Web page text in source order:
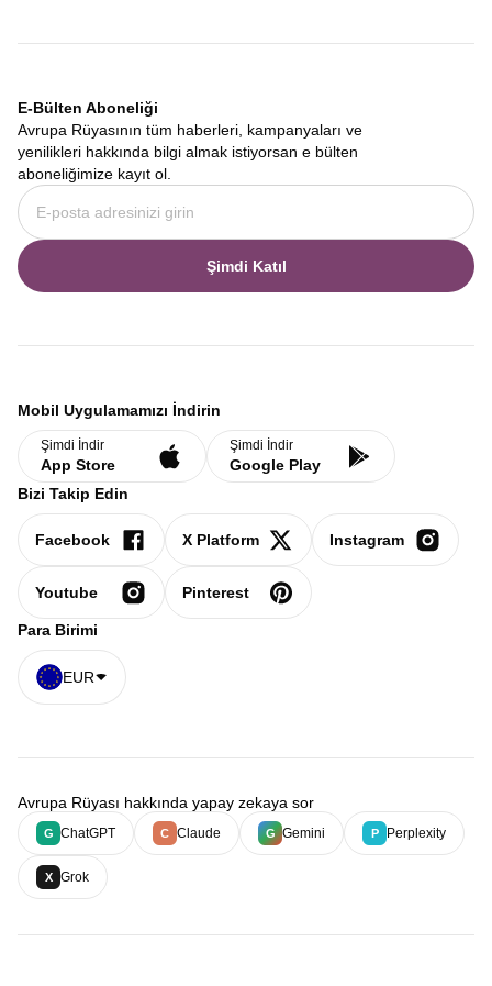
E-Bülten Aboneliği
Avrupa Rüyasının tüm haberleri, kampanyaları ve
yenilikleri hakkında bilgi almak istiyorsan e bülten
aboneliğimize kayıt ol.
Şimdi Katıl
Mobil Uygulamamızı İndirin
Şimdi İndir
App Store
Şimdi İndir
Google Play
Bizi Takip Edin
Facebook X Platform Instagram
Youtube Pinterest
Para Birimi
EUR
Avrupa Rüyası hakkında yapay zekaya sor
G ChatGPT C Claude G Gemini P Perplexity
X Grok